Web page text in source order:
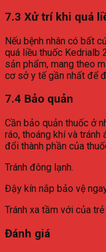
7.3 Xử trí khi quá
Nếu bệnh nhân có bất
quá liều thuốc Kedrialb
sản phẩm, mang theo
cơ sở y tế gần nhất để
7.4 Bảo quản
Cần bảo quản thuốc ở
ráo, thoáng khí và
đổi thành phần của
Tránh đông lạnh.
Đậy kín nắp bảo vệ
Tránh xa tầm với của trẻ
Đánh giá